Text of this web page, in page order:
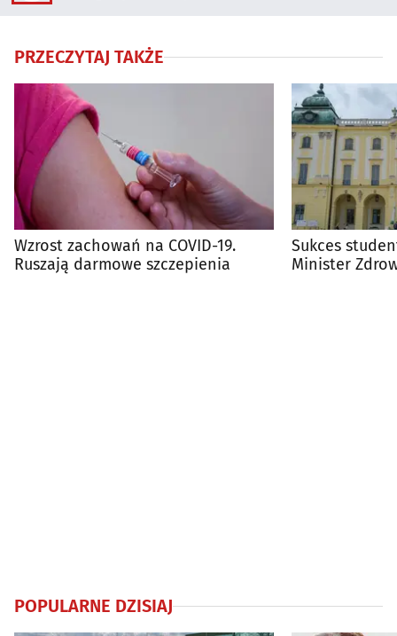
PRZECZYTAJ TAKŻE
Wzrost zachowań na COVID-19.
Ruszają darmowe szczepienia
Sukces
Minister
POPULARNE DZISIAJ